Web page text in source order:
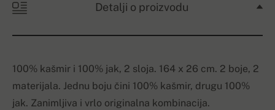
Detalji o proizvodu
100% kašmir i 100% jak, 2 sloja. 164 x 26 cm. 2 boje, 2
materijala. Jednu boju čini 100% kašmir, drugu 100%
jak. Zanimljiva i vrlo originalna kombinacija.